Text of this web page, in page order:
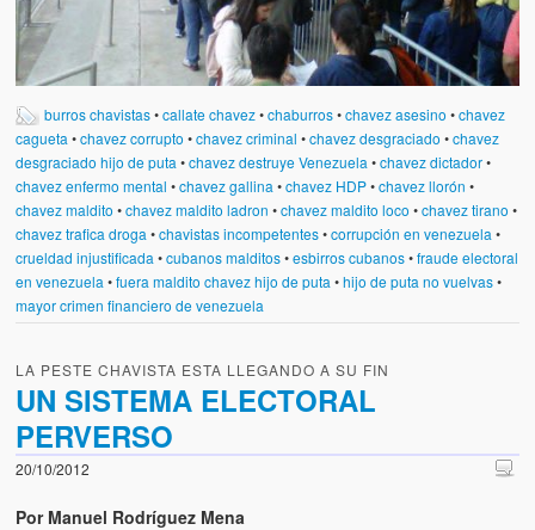
burros chavistas•callate chavez•chaburros•chavez asesino •chavez
cagueta •chavez corrupto •chavez criminal •chavez desgraciado •chavez
desgraciado hijo de puta •chavez destruye Venezuela •chavez dictador•
chavez enfermo mental •chavez gallina •chavez HDP•chavez llorón •
chavez maldito •chavez maldito ladron •chavez maldito loco •chavez tirano •
chavez trafica droga •chavistas incompetentes•corrupción en venezuela •
crueldad injustificada •cubanos malditos•esbirros cubanos•fraude electoral
en venezuela •fuera maldito chavez hijo de puta •hijo de puta no vuelvas•
mayor crimen financiero de venezuela
LA PESTE CHAVISTA ESTA LLEGANDO A SU FIN
UN SISTEMA ELECTORAL
PERVERSO
20/10/2012
Por Manuel Rodríguez Mena